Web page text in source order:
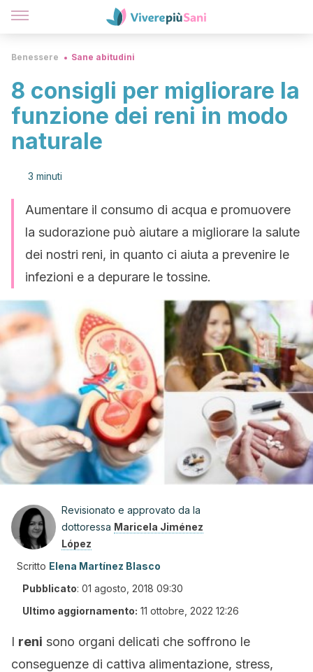
Benessere Sane abitudini
8 consigli per migliorare la
funzione dei reni in modo
naturale
3 minuti
Aumentare il consumo di acqua e promuovere
la sudorazione può aiutare a migliorare la salute
dei nostri reni, in quanto ci aiuta a prevenire le
infezioni e a depurare le tossine.
Revisionato e approvato da la
dottoressa Maricela Jiménez
López
Scritto Elena Martínez Blasco
Pubblicato: 01 agosto, 2018 09:30
Ultimo aggiornamento: 11 ottobre, 2022 12:26
I reni sono organi delicati che soffrono le
conseguenze di cattiva alimentazione, stress,